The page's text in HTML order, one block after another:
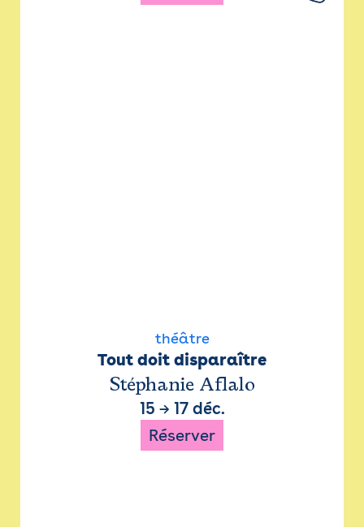
théâtre
Tout doit disparaître
Stéphanie Aflalo
15 → 17 déc.
Réserver